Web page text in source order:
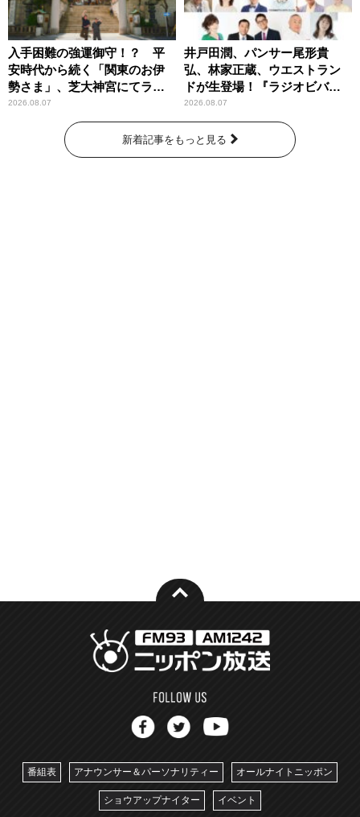
入手困難の強運御守！？ 平
安時代から続く「関東のお伊
勢さま」、芝大神宮にてラン
パンプスが合格祈願！
2026.08.07
井戸田潤、パンサー尾形貴
弘、林家正蔵、ウエストラン
ドが生登場！『ラジオビバリ
ー昼ズ』
2026.08.07
新着記事をもっと見る
番組表 アナウンサー＆パーソナリティー オールナイトニッポン
ショウアップナイター イベント